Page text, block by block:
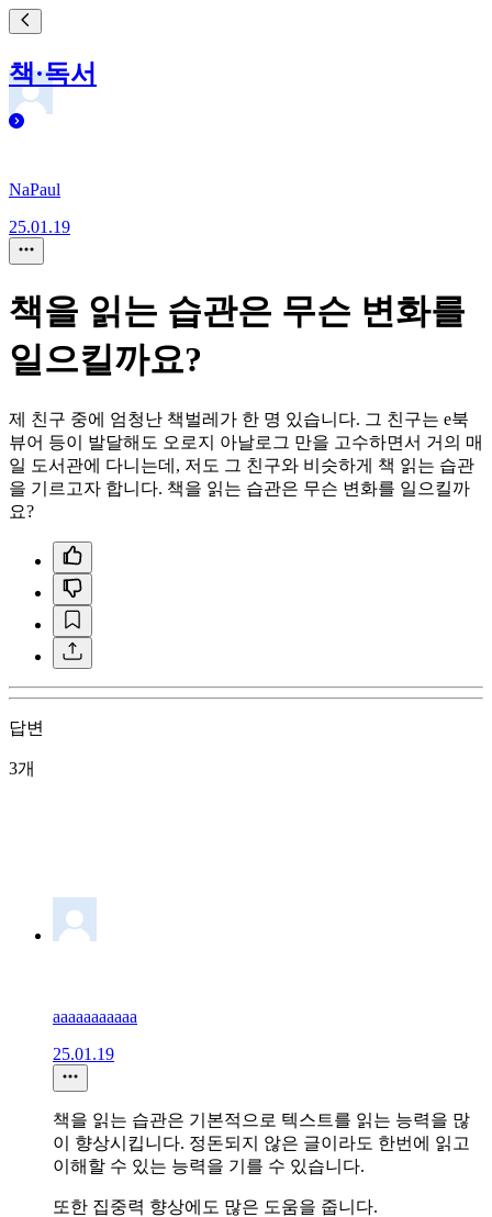
책·독서
NaPaul
25.01.19
책을 읽는 습관은 무슨 변화를
일으킬까요?
제 친구 중에 엄청난 책벌레가 한 명 있습니다. 그 친구는 e북
뷰어 등이 발달해도 오로지 아날로그 만을 고수하면서 거의 매
일 도서관에 다니는데, 저도 그 친구와 비슷하게 책 읽는 습관
을 기르고자 합니다. 책을 읽는 습관은 무슨 변화를 일으킬까
요?
답변
3개
aaaaaaaaaaa
25.01.19
책을 읽는 습관은 기본적으로 텍스트를 읽는 능력을 많
이 향상시킵니다. 정돈되지 않은 글이라도 한번에 읽고
이해할 수 있는 능력을 기를 수 있습니다.
또한 집중력 향상에도 많은 도움을 줍니다.